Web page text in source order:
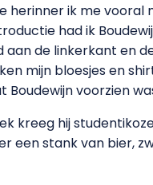
herinner ik me vooral
had ik
de linkerkant en
mijn bloesjes en
Boudewijn voorzien
kreeg hij
een stank van